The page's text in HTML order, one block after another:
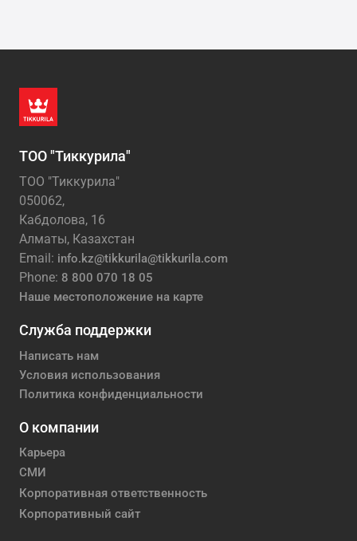
ТОО "Тиккурила"
ТОО "Тиккурила"
050062,
Кабдолова, 16
Алматы, Казахстан
Email: info.kz@tikkurila@tikkurila.com
Phone: 8 800 070 18 05
Наше местоположение на карте
Служба поддержки
Написать нам
Условия использования
Политика конфиденциальности
О компании
Карьера
СМИ
Корпоративная ответственность
Корпоративный сайт